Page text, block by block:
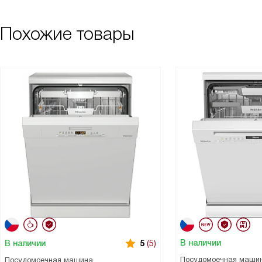
Похожие товары
В наличии 5 (5)
Посудомоечная машина
В наличии
Посудомоечная